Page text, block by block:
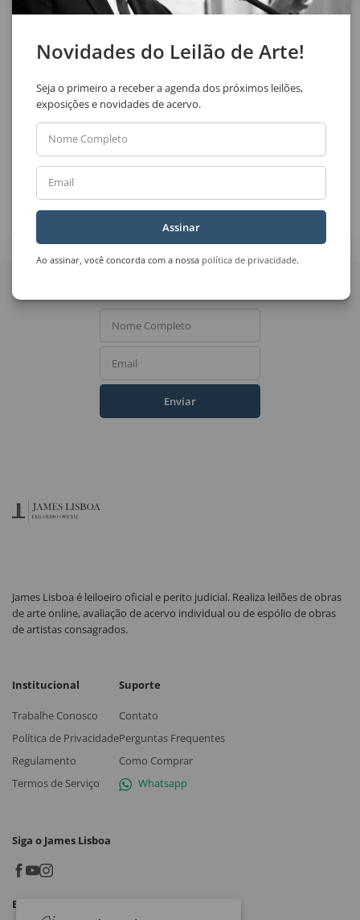
Dárcio Lima
No Final Daquela Tarde
Sem Título
Novidades do Leilão de Arte!
Seja o primeiro a receber a agenda dos próximos leilões,
exposições e novidades de acervo.
Nome Completo
Email
Assinar
Ao assinar, você concorda com a nossa política de privacidade.
Quer receber novidades
Nome Completo
Email
Enviar
James Lisboa é leiloeiro oficial e perito judicial. Realiza leilões de obras
de arte online, avaliação de acervo individual ou de espólio de obras
de artistas consagrados.
Institucional
Trabalhe Conosco
Política de Privacidade
Regulamento
Termos de Serviço
Suporte
Contato
Perguntas Frequentes
Como Comprar
Whatsapp
Siga o James Lisboa
Baixe o App